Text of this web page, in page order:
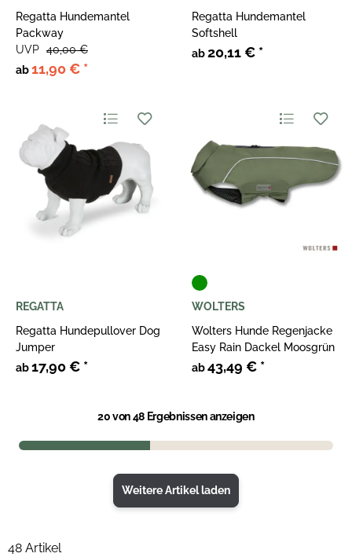
Regatta Hundemantel
Packway
ab11,90 € *
UVP 40,00 €
Regatta Hundemantel
Softshell
ab20,11 € *
REGATTA
Regatta Hundepullover Dog
Jumper
ab17,90 € *
WOLTERS
Wolters Hunde Regenjacke
Easy Rain Dackel Moosgrün
ab43,49 € *
20von 48 Ergebnissen anzeigen
Weitere Artikel laden
48 Artikel